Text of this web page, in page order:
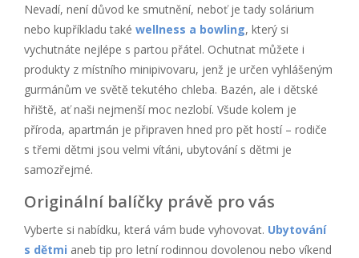
Nevadí, není důvod ke smutnění, neboť je tady solárium
nebo kupříkladu také wellness a bowling, který si
vychutnáte nejlépe s partou přátel. Ochutnat můžete i
produkty z místního minipivovaru, jenž je určen vyhlášeným
gurmánům ve světě tekutého chleba. Bazén, ale i dětské
hřiště, ať naši nejmenší moc nezlobí. Všude kolem je
příroda, apartmán je připraven hned pro pět hostí – rodiče
s třemi dětmi jsou velmi vítáni, ubytování s dětmi je
samozřejmé.
Originální balíčky právě pro vás
Vyberte si nabídku, která vám bude vyhovovat. Ubytování
s dětmi aneb tip pro letní rodinnou dovolenou nebo víkend